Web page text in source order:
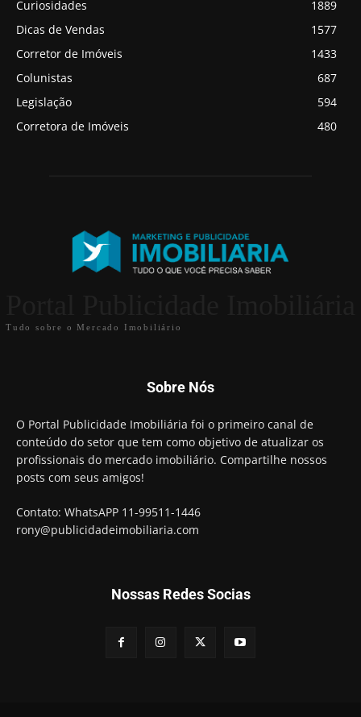
Curiosidades
1889
Dicas de Vendas
1577
Corretor de Imóveis
1433
Colunistas
687
Legislação
594
Corretora de Imóveis
480
Tudo sobre o Mercado Imobiliário
Sobre Nós
O Portal Publicidade Imobiliária foi o primeiro canal de
conteúdo do setor que tem como objetivo de atualizar os
profissionais do mercado imobiliário. Compartilhe nossos
posts com seus amigos!
Contato: WhatsAPP 11-99511-1446
rony@publicidadeimobiliaria.com
Nossas Redes Socias